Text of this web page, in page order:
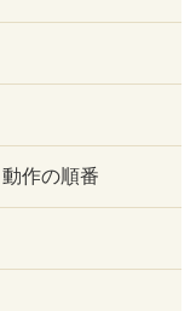
作の順番